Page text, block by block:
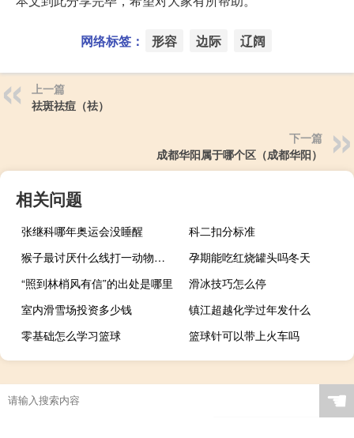
网络标签： 形容 边际 辽阔
上一篇
祛斑祛痘（祛）
下一篇
成都华阳属于哪个区（成都华阳）
相关问题
张继科哪年奥运会没睡醒
科二扣分标准
猴子最讨厌什么线打一动物（猴子最讨厌什么线）
孕期能吃红烧罐头吗冬天
“照到林梢风有信”的出处是哪里
滑冰技巧怎么停
室内滑雪场投资多少钱
镇江超越化学过年发什么
零基础怎么学习篮球
篮球针可以带上火车吗
☚